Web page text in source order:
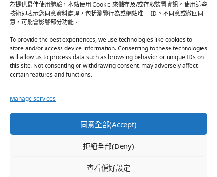
為提供最佳使用體驗，本站使用 Cookie 來儲存及/或存取裝置資訊。使用這些
技術即表示您同意資料處理，包括瀏覽行為或網站唯一 ID。不同意或撤回同
意，可能會影響部分功能。
To provide the best experiences, we use technologies like cookies to
store and/or access device information. Consenting to these technologies
will allow us to process data such as browsing behavior or unique IDs on
this site. Not consenting or withdrawing consent, may adversely affect
certain features and functions.
Manage services
同意全部(Accept)
拒絕全部(Deny)
查看偏好設定
熱帶魚·2026-06-22
之前看到網路上有人說灰二自私情勒大家陪他圓夢，但
真…
於『強風吹拂』
珊·2026-06-18
第…
於『白領羽球部』